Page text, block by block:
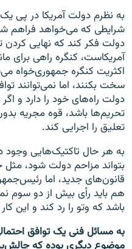
به نظرم دولت آمریکا در پی
شرایطی که می‌خواهد فراهم
دولت فکر کند که نهایی کردن
آمریکاست، کنگره راهی برای
اکثریت کنگره جمهوری‌خواه
سخت بکنند، اما نمی‌توانند
دولت راه‌های خود را دارد و
تحریم‌ها باشد، قوه مجریه
تعلیق را اجرایی کند.
به هر حال تاکتیک‌هایی وجود
بتواند مزاحم دولت شود،
قانون‌های جدید، اما
هم باید رأی بیش از دو سوم
باشد که وتو را رد کند و این
به مسائل فنی یک توافق